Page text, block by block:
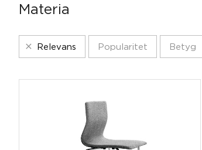
Materia
Relevans Popularitet Betyg